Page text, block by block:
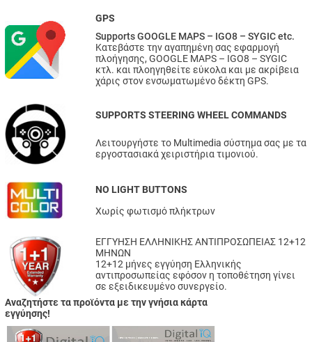
GPS
Supports GOOGLE MAPS – IGO8 – SYGIC etc.
Κατεβάστε την αγαπημένη σας εφαρμογή
πλοήγησης, GOOGLE MAPS – IGO8 – SYGIC
κτλ. και πλοηγηθείτε εύκολα και με ακρίβεια
χάρις στον ενσωματωμένο δέκτη GPS.
SUPPORTS STEERING WHEEL COMMANDS
Λειτουργήστε το Multimedia σύστημα σας με τα
εργοστασιακά χειριστήρια τιμονιού.
NO LIGHT BUTTONS
Xωρίς φωτισμό πλήκτρων
ΕΓΓΥΗΣΗ ΕΛΛΗΝΙΚΗΣ ΑΝΤΙΠΡΟΣΩΠΕΙΑΣ 12+12
ΜΗΝΩΝ
12+12 μήνες εγγύηση Ελληνικής
αντιπροσωπείας εφόσον η τοποθέτηση γίνει
σε εξειδικευμένο συνεργείο.
Αναζητήστε τα προϊόντα με την γνήσια κάρτα
εγγύησης!